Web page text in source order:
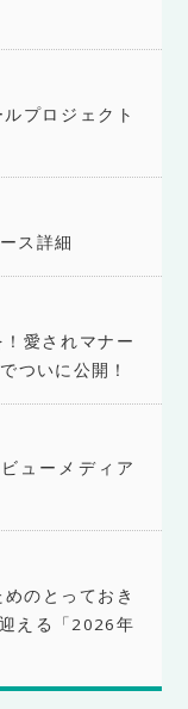
プロジェクト
ス詳細
！愛されマナー
ついに公開！
ューメディア
のとっておき
える「2026年